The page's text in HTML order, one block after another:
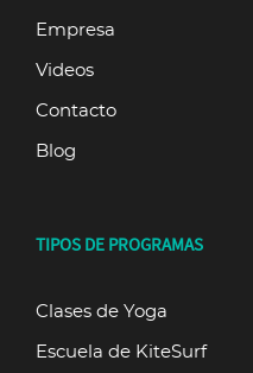
Empresa
Videos
Contacto
Blog
TIPOS DE PROGRAMAS
Clases de Yoga
Escuela de KiteSurf